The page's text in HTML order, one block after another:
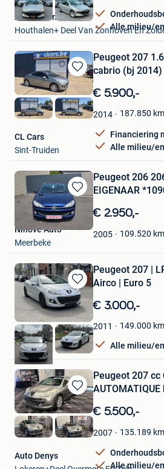
Alle milieu/
Auto's Carma
Houthalen+ Deel Van Zonhoven En
Bewaren
in
Mijn
Favorieten
Peugeot 207
cabrio (bj 2014)
€ 5.900,-
2014 187.850 km
Financiering
Alle milieu/
CL Cars
Sint-Truiden
Bewaren
in
Mijn
Favorieten
Peugeot 206
EIGENAAR
€ 2.950,-
2005 109.520 km
Ninove Auto
Meerbeke
Bewaren
in
Mijn
Favorieten
Peugeot 207 |
Airco | Euro 5
€ 3.000,-
2011 149.000 km
Alle milieu/
Z-Motors
Hoboken
Bewaren
in
Mijn
Favorieten
Peugeot 207 cc
€ 5.500,-
2007 135.189 km
Alle milieu/
Auto Denys